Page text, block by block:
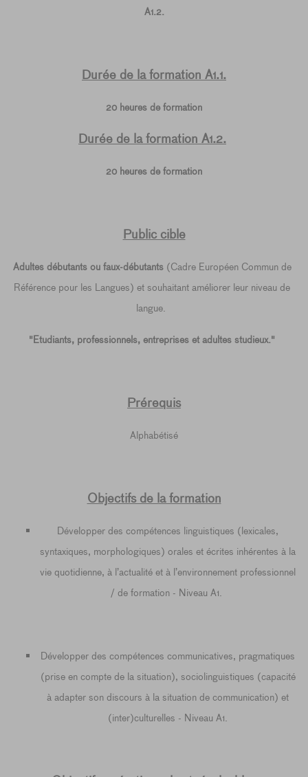
A1.2.
Durée de la formation A1.1.
20 heures de formation
Durée de la formation A1.2.
20 heures de formation
Public cible
Adultes débutants ou faux-débutants(Cadre Européen Commun de
Référence pour les Langues) et souhaitant améliorer leur niveau de
langue.
"Etudiants, professionnels, entreprises et adultes studieux."
Prérequis
Alphabétisé
Objectifs de la formation
Développer des compétences linguistiques (lexicales,
syntaxiques, morphologiques) orales et écrites inhérentes à la
vie quotidienne, à l’actualité et à l’environnement professionnel
/ de formation - Niveau A1.
Développer des compétences communicatives, pragmatiques
(prise en compte de la situation), sociolinguistiques (capacité
à adapter son discours à la situation de communication) et
(inter)culturelles - Niveau A1.